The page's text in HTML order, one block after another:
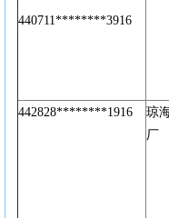
440711********3916
442828********1916
琼
厂